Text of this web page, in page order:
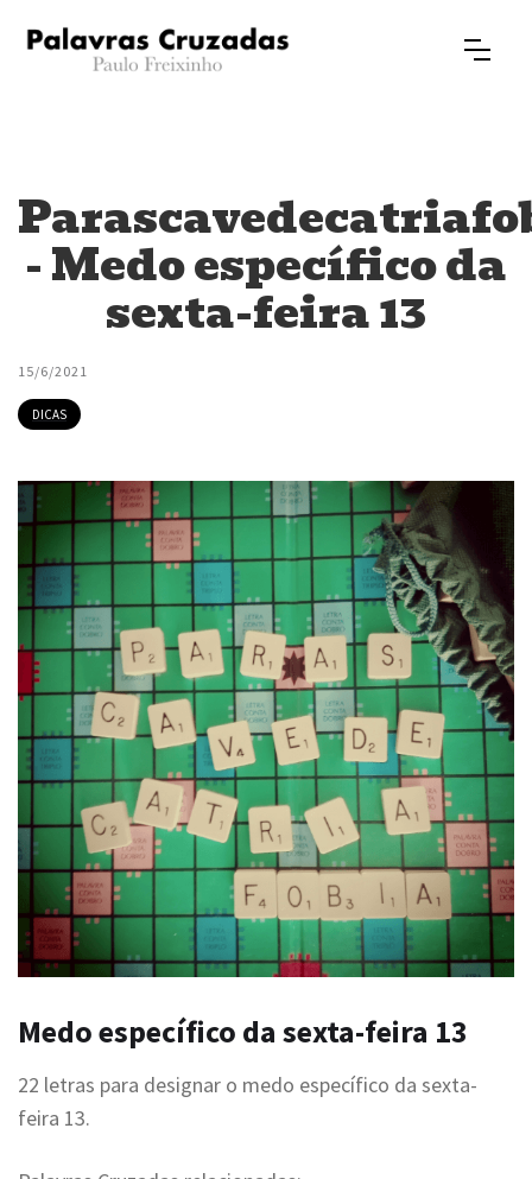
- Medo específico da
sexta-feira 13
15/6/2021
DICAS
Medo específico da sexta-feira 13
22 letras para designar o medo específico da sexta-
feira 13.